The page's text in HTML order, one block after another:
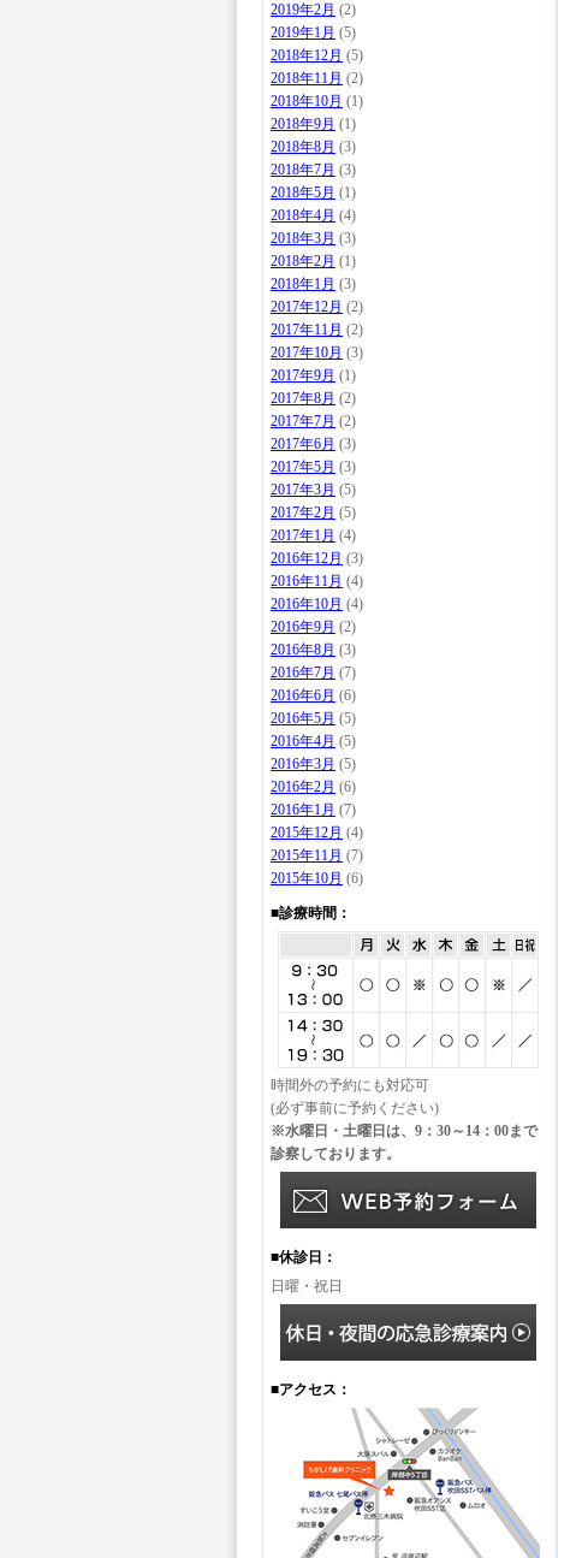
2019年2月 (2)
2019年1月 (5)
2018年12月 (5)
2018年11月 (2)
2018年10月 (1)
2018年9月 (1)
2018年8月 (3)
2018年7月 (3)
2018年5月 (1)
2018年4月 (4)
2018年3月 (3)
2018年2月 (1)
2018年1月 (3)
2017年12月 (2)
2017年11月 (2)
2017年10月 (3)
2017年9月 (1)
2017年8月 (2)
2017年7月 (2)
2017年6月 (3)
2017年5月 (3)
2017年3月 (5)
2017年2月 (5)
2017年1月 (4)
2016年12月 (3)
2016年11月 (4)
2016年10月 (4)
2016年9月 (2)
2016年8月 (3)
2016年7月 (7)
2016年6月 (6)
2016年5月 (5)
2016年4月 (5)
2016年3月 (5)
2016年2月 (6)
2016年1月 (7)
2015年12月 (4)
2015年11月 (7)
2015年10月 (6)
■診療時間：
時間外の予約にも対応可
(必ず事前に予約ください)
※水曜日・土曜日は、9：30～14：00まで
診察しております。
■休診日：
日曜・祝日
■アクセス：